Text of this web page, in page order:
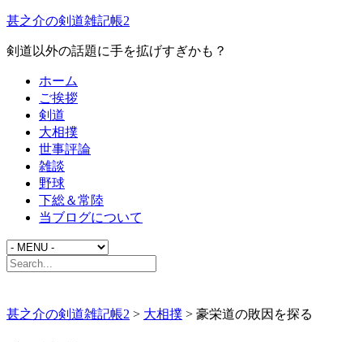
甚之介の剣道雑記帳2
剣道以外の話題に手を拡げすぎかも？
ホーム
ご挨拶
剣道
大相撲
世事評論
雑談
野球
下総＆常陸
当ブログについて
甚之介の剣道雑記帳2 > 大相撲 > 豪栄道の敗因を探る